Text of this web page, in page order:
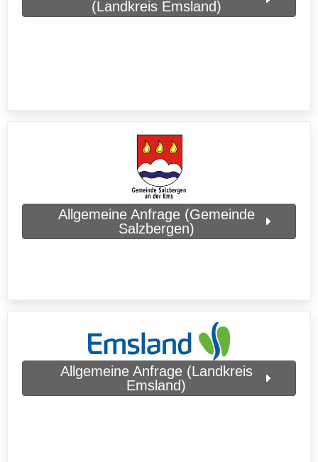
(Landkreis Emsland)
Allgemeine Anfrage (Gemeinde
Salzbergen)
Allgemeine Anfrage (Landkreis
Emsland)